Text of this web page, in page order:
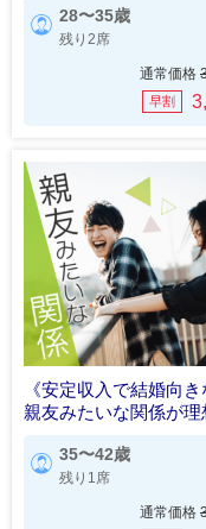
28〜35歳
残り2席
通常価格
早割
《安定収入で結婚向
親友みたいな関係が理
35〜42歳
残り1席
通常価格